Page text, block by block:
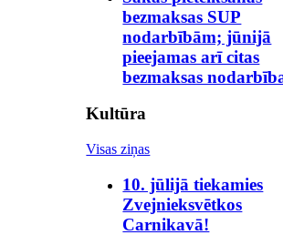
bezmaksas SUP
nodarbībām; jūnijā
pieejamas arī citas
bezmaksas
Kultūra
Visas ziņas
10. jūlijā tiekamies
Zvejnieksvētkos
Carnikavā!